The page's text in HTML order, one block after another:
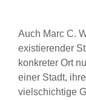
Auch Marc C.
existierender
konkreter Ort
einer Stadt,
vielschichtige